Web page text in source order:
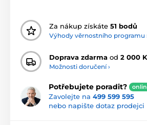
Za nákup získáte 51 bodů
Výhody věrnostního programu
Doprava zdarma od 2 000
Možnosti doručení ›
Potřebujete poradit?
Zavolejte na 499 599 595
nebo napište dotaz prodejci